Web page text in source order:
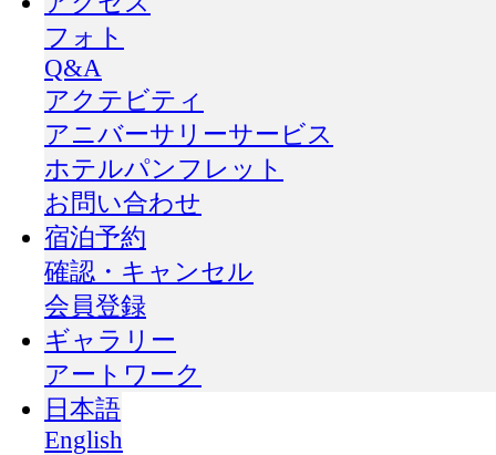
フォト
Q&A
アクテビティ
アニバーサリーサービス
ホテルパンフレット
お問い合わせ
宿泊予約
確認・キャンセル
会員登録
ギャラリー
アートワーク
日本語
English